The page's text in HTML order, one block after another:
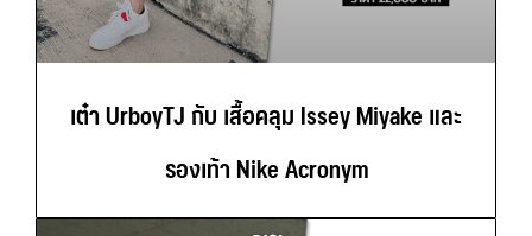
เต๋า UrboyTJ กับ เสื้อคลุม Issey Miyake และ
รองเท้า Nike Acronym